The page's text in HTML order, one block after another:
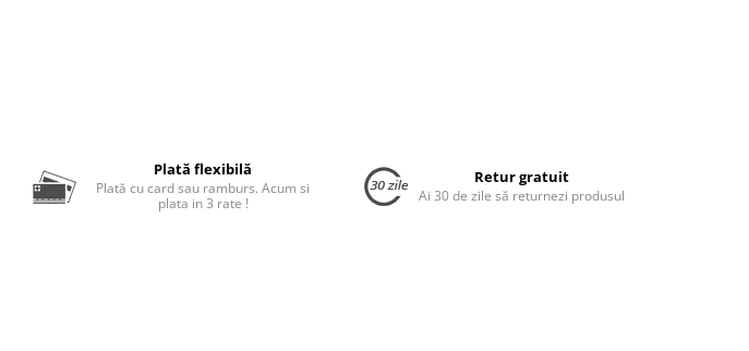
Plată flexibilă
Plată cu card sau ramburs. Acum si
plata in 3 rate !
Retur gratuit
Ai 30 de zile să returnezi produsul